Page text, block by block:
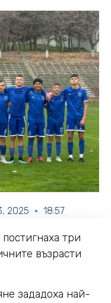
2025 18:57
три
възрасти
зададоха най-